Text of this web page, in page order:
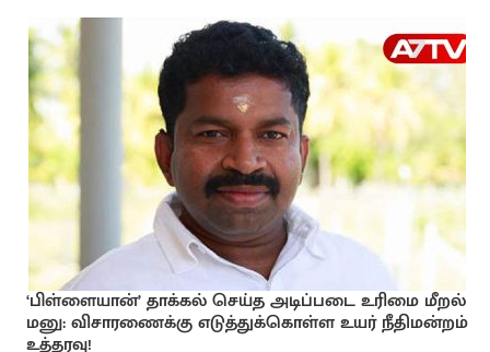
‘பிள்ளையான்’ தாக்கல் செய்த அடிப்படை உரிமை மீறல்
மனு: விசாரணைக்கு எடுத்துக்கொள்ள உயர் நீதிமன்றம்
உத்தரவு!